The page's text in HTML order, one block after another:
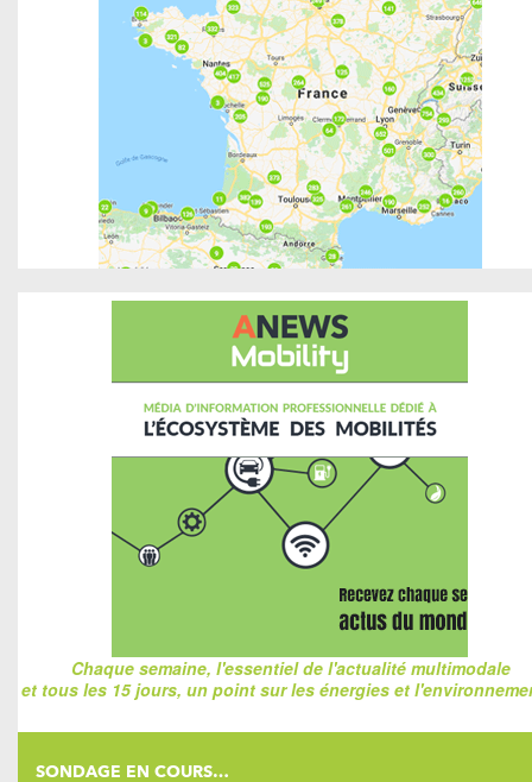
Chaque semaine, l'essentiel de l'actualité multimodale
et tous les 15 jours, un point sur les énergies et
SONDAGE EN COURS…